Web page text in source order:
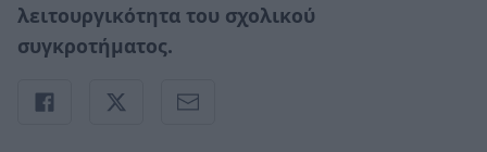
λειτουργικότητα του σχολικού
συγκροτήματος.